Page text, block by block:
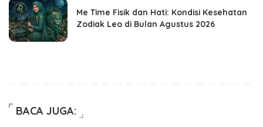
Me Time Fisik dan Hati: Kondisi Kesehatan
Zodiak Leo di Bulan Agustus 2026
BACA JUGA: